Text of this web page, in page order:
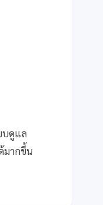
บดูแล
มากขึ้น